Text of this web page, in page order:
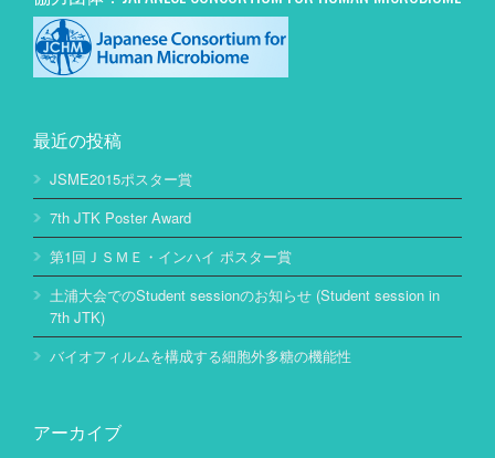
最近の投稿
JSME2015ポスター賞
7th JTK Poster Award
第1回ＪＳＭＥ・インハイ ポスター賞
土浦大会でのStudent sessionのお知らせ (Student session in
7th JTK)
バイオフィルムを構成する細胞外多糖の機能性
アーカイブ